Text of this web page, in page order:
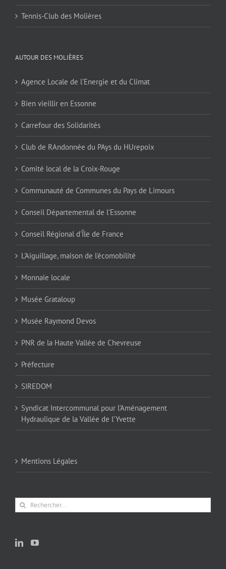
Tennis-Club des Molières
AUTOUR DES MOLIÈRES
Agence Locale de l'Energie et du Climat
Bien vieillir en Essonne
Carrefour des Solidarités
Club de RAndonnée du PAys du HUrepoix
Comité local de la Croix-Rouge
Communauté de Communes du Pays de Limours
Conseil Départemental de l'Essonne
Conseil Régional d'Île de France
L'Aiguillage, maison de l'écomobilité
Monnaie locale
Musée Grataloup
Musée Raymond Devos
PNR de la Haute Vallée de Chevreuse
Préfecture
SIREDOM
Syndicat Intercommunal pour l’Aménagement
Hydraulique de la Vallée de l’Yvette
Mentions Légales
Rechercher: